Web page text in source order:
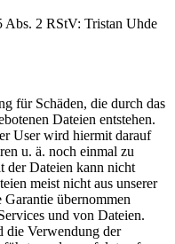
Abs. 2 RStV: Tristan Uhde
für Schäden, die durch das
Dateien entstehen.
User wird hiermit darauf
u. ä. noch einmal zu
der Dateien kann nicht
meist nicht aus unserer
übernommen
und von Dateien.
die Verwendung der